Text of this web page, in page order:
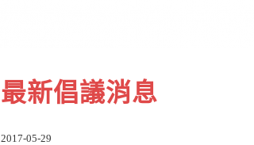
最新倡議消息
2017-05-29